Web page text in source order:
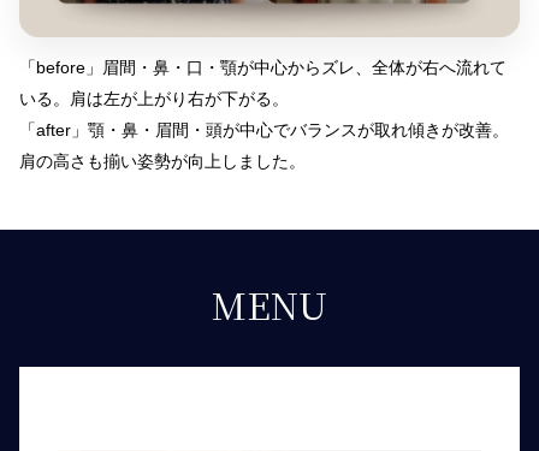
「before」眉間・鼻・口・顎が中心からズレ、全体が右へ流れて
いる。肩は左が上がり右が下がる。
「after」顎・鼻・眉間・頭が中心でバランスが取れ傾きが改善。
肩の高さも揃い姿勢が向上しました。
MENU